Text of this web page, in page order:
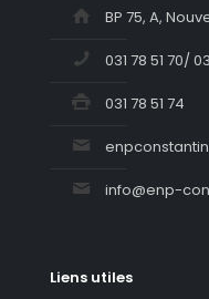
BP 75, A,
031 78 51 70/
031 78 51 74
info@enp-
Liens utiles